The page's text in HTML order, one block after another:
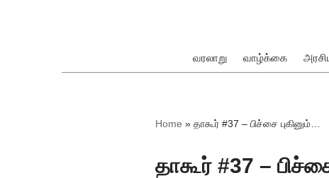
வரலாறு வாழ்க்கை
Home » தாகூர் #37 – பிச்சை புகினும்…
தாகூர் #37 –